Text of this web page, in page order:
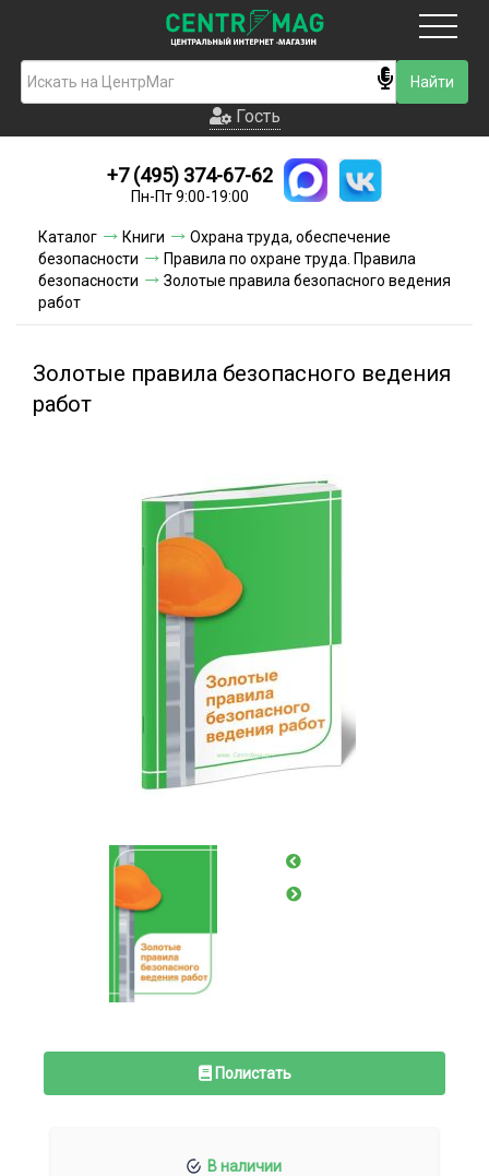
Гость
Новинки
Условия доставки
Условия оплаты
Акции и скидки
Гость
+7 (495) 374-67-62
Пн-Пт 9:00-19:00
Каталог Книги
Охрана труда, обеспечение
безопасности
Правила по охране труда. Правила
безопасности
Золотые правила безопасного ведения
работ
Золотые правила безопасного ведения
работ
Полистать
В наличии